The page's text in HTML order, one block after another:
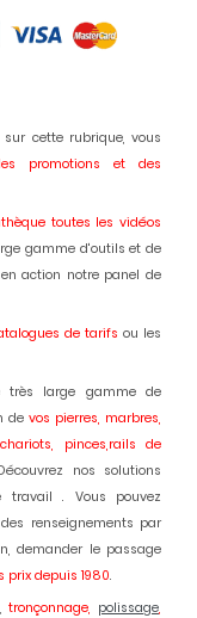
cette rubrique, vous
promotions et des
toutes les vidéos
gamme d'outils et de
action notre panel de
de tarifs ou les
très large gamme de
devos pierres, marbres,
pinces,rails de
nos solutions
. Vous pouvez
renseignements par
demander le passage
prix depuis 1980.
tronçonnage, polissage,